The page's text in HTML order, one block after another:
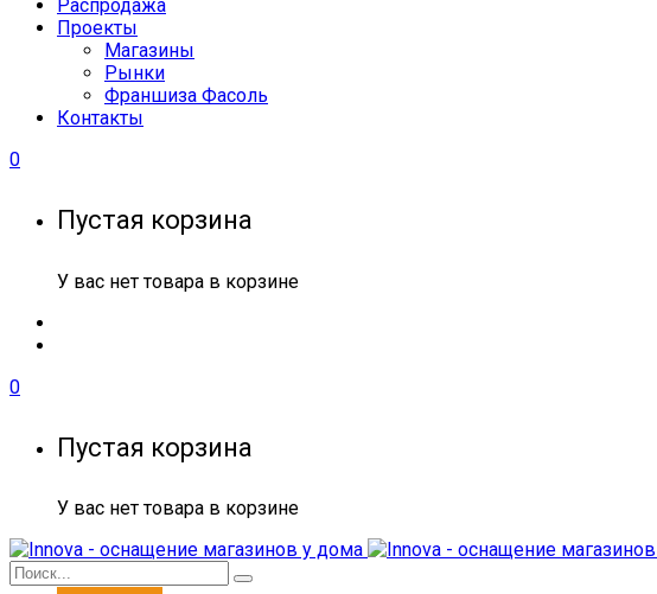
Распродажа
Проекты
Магазины
Рынки
Франшиза Фасоль
Контакты
0
Пустая корзина
У вас нет товара в корзине
0
Пустая корзина
У вас нет товара в корзине